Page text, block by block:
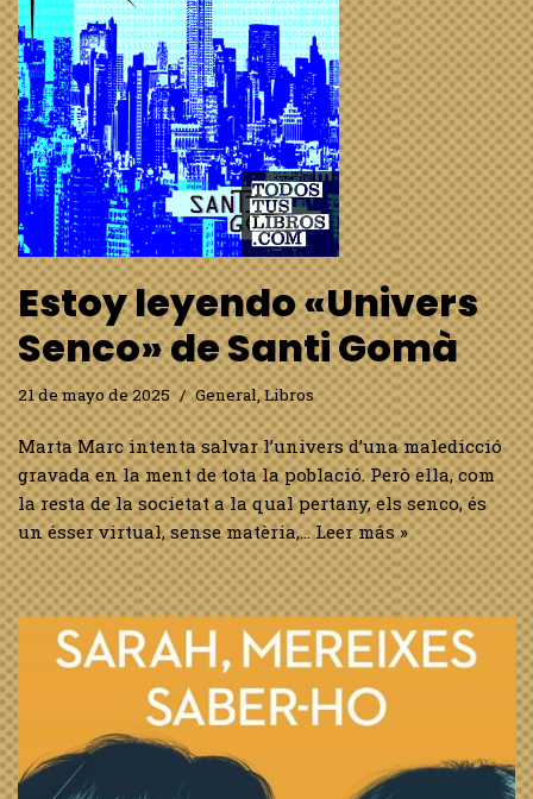
Estoy leyendo «Univers
Senco» de Santi Gomà
21 de mayo de 2025 General,Libros
Marta Marc intenta salvar l’univers d’una maledicció
gravada en la ment de tota la població. Però ella, com
la resta de la societat a la qual pertany, els senco, és
un ésser virtual, sense matèria,…Leer más »